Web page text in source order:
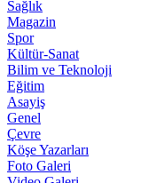
Sağlık
Magazin
Spor
Kültür-Sanat
Bilim ve Teknoloji
Eğitim
Asayiş
Genel
Çevre
Köşe Yazarları
Foto Galeri